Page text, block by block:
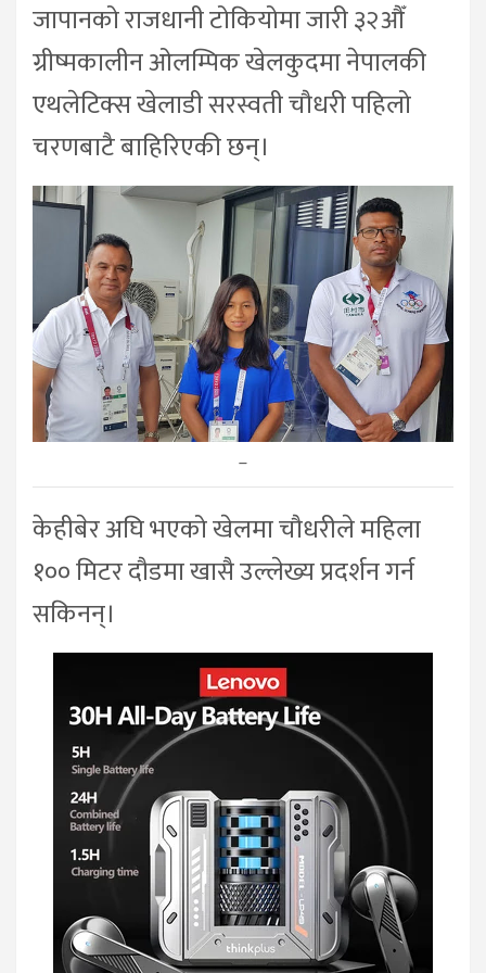
जापानको राजधानी टोकियोमा जारी ३२औँ
ग्रीष्मकालीन ओलम्पिक खेलकुदमा नेपालकी
एथलेटिक्स खेलाडी सरस्वती चौधरी पहिलो
चरणबाटै बाहिरिएकी छन्।
–
केहीबेर अघि भएको खेलमा चौधरीले महिला
१०० मिटर दौडमा खासै उल्लेख्य प्रदर्शन गर्न
सकिनन्।